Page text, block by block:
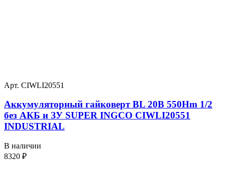
Арт. CIWLI20551
Аккумуляторный гайковерт BL 20В 550Hm 1/2
без АКБ и ЗУ SUPER INGCO CIWLI20551
INDUSTRIAL
В наличии
8320 ₽